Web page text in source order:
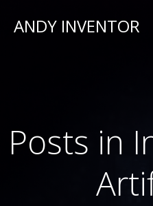
ANDY INVENTOR
Posts in